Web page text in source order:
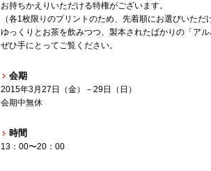
お持ちかえりいただける特権がございます。
（各1枚限りのプリントのため、先着順にお選びいただ
ゆっくりとお茶を飲みつつ、製本されたばかりの「ア
ぜひ手にとってご覧ください。
会期
2015年3月27日（金）－29日（日）
会期中無休
時間
13：00〜20：00